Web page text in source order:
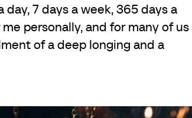
7 days a week, 365 days a
personally, and for many of us
of a deep longing and a